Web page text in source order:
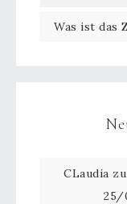
Was ist das
CLaudia zu
25/